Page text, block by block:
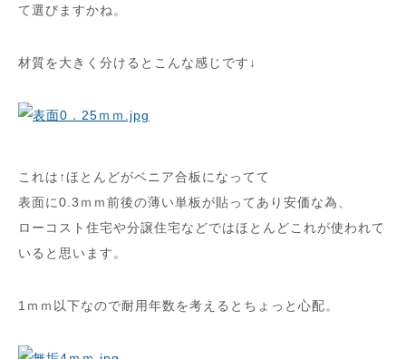
て選びますかね。
材質を大きく分けるとこんな感じです↓
これは↑ほとんどがベニア合板になってて
表面に0.3ｍｍ前後の薄い単板が貼ってあり安価な為、
ローコスト住宅や分譲住宅などではほとんどこれが使われて
いると思います。
1ｍｍ以下なので耐用年数を考えるとちょっと心配。